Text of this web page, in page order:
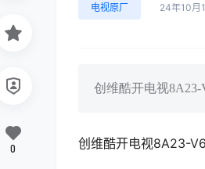
电视原厂 24年10月
创维酷开电视
创维酷开电视8A23-
0